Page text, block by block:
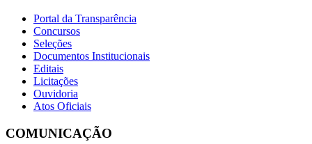
Portal da Transparência
Concursos
Seleções
Documentos Institucionais
Editais
Licitações
Ouvidoria
Atos Oficiais
COMUNICAÇÃO